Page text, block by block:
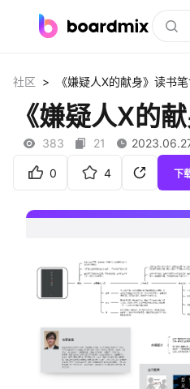
社区资源
下载
客户案例
帮助中心
社区 > 《嫌疑人X的献身》读书
《嫌疑人X的
383 21
0 4 下